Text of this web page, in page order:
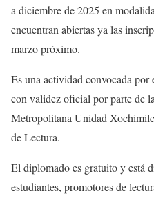
a diciembre de 2025 en
encuentran abiertas ya las
marzo próximo.
Es una actividad convocada
con validez oficial por parte de
Metropolitana Unidad
de Lectura.
El diplomadoes gratuitoy está
estudiantes, promotores de